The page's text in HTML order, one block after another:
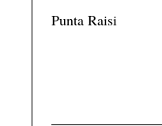
Punta Raisi